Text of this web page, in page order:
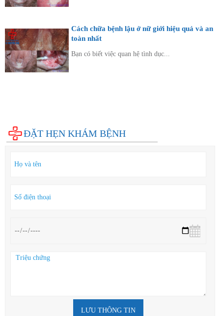
Cách chữa bệnh lậu ở nữ giới hiệu quả và an
toàn nhất
Bạn có biết việc quan hệ tình dục...
ĐẶT HẸN KHÁM BỆNH
LƯU THÔNG TIN